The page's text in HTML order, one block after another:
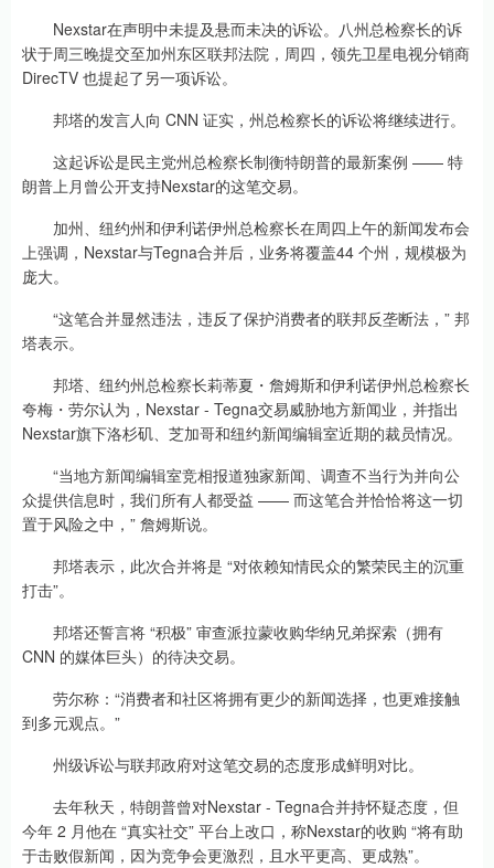
Nexstar在声明中未提及悬而未决的诉讼。八州总检察长的诉
状于周三晚提交至加州东区联邦法院，周四，领先卫星电视分销商
DirecTV 也提起了另一项诉讼。
邦塔的发言人向 CNN 证实，州总检察长的诉讼将继续进行。
这起诉讼是民主党州总检察长制衡特朗普的最新案例 —— 特
朗普上月曾公开支持Nexstar的这笔交易。
加州、纽约州和伊利诺伊州总检察长在周四上午的新闻发布会
上强调，Nexstar与Tegna合并后，业务将覆盖44 个州，规模极为
庞大。
“这笔合并显然违法，违反了保护消费者的联邦反垄断法，” 邦
塔表示。
邦塔、纽约州总检察长莉蒂夏・詹姆斯和伊利诺伊州总检察长
夸梅・劳尔认为，Nexstar - Tegna交易威胁地方新闻业，并指出
Nexstar旗下洛杉矶、芝加哥和纽约新闻编辑室近期的裁员情况。
“当地方新闻编辑室竞相报道独家新闻、调查不当行为并向公
众提供信息时，我们所有人都受益 —— 而这笔合并恰恰将这一切
置于风险之中，” 詹姆斯说。
邦塔表示，此次合并将是 “对依赖知情民众的繁荣民主的沉重
打击”。
邦塔还誓言将 “积极” 审查派拉蒙收购华纳兄弟探索（拥有
CNN 的媒体巨头）的待决交易。
劳尔称：“消费者和社区将拥有更少的新闻选择，也更难接触
到多元观点。”
州级诉讼与联邦政府对这笔交易的态度形成鲜明对比。
去年秋天，特朗普曾对Nexstar - Tegna合并持怀疑态度，但
今年 2 月他在 “真实社交” 平台上改口，称Nexstar的收购 “将有助
于击败假新闻，因为竞争会更激烈，且水平更高、更成熟”。